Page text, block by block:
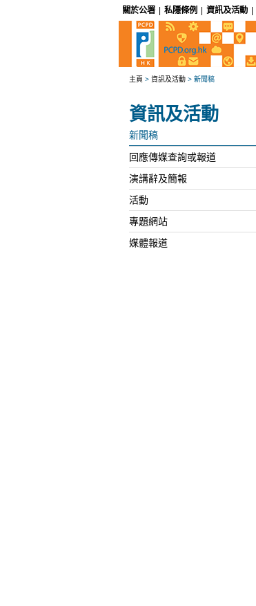
關於公署 私隱條例 資訊及活動
主頁 > 資訊及活動 > 新聞稿
資訊及活動
新聞稿
回應傳媒查詢或報道
演講辭及簡報
活動
專題網站
媒體報道